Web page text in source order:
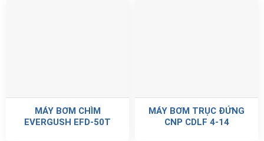
MÁY BƠM CHÌM
EVERGUSH EFD-50T
MÁY BƠM TRỤC ĐỨNG
CNP CDLF 4-14